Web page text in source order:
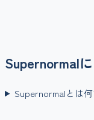
Supernormal
Supernormalとは